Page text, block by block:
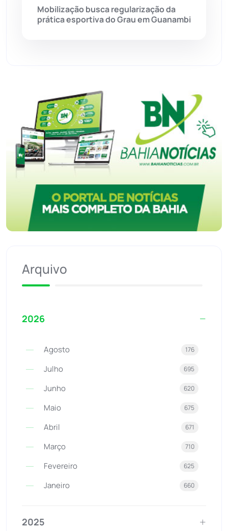
Urandi (157)
Mobilização busca regularização da
prática esportiva do Grau em Guanambi
Arquivo
2026
Agosto 176
Julho 695
Junho 620
Maio 675
Abril 671
Março 710
Fevereiro 625
Janeiro 660
2025